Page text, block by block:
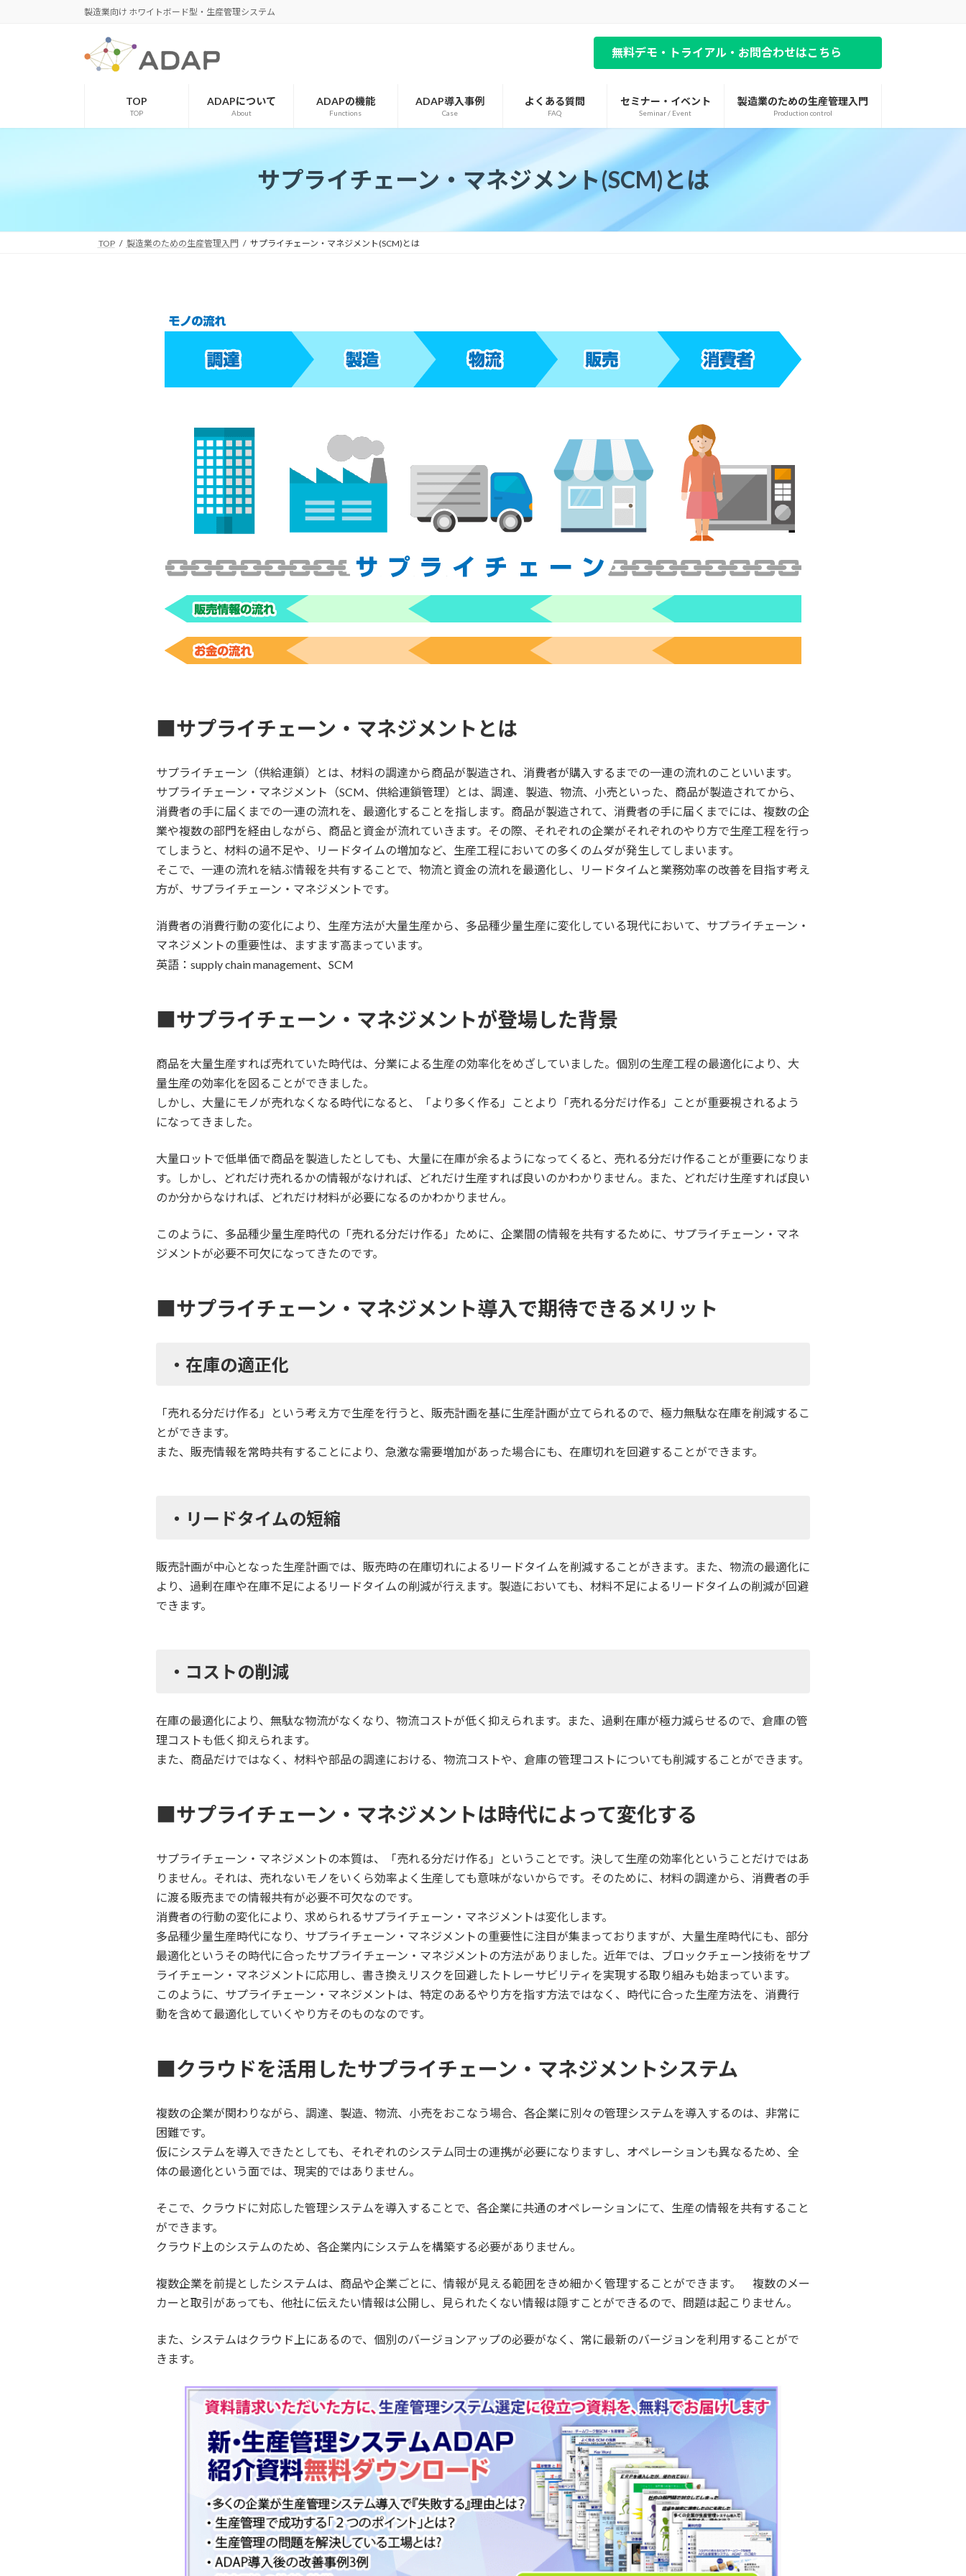
キ
に
製造業向け ホワイトボード型・生産管理システム
無料デモ・トライアル・お問合わせはこちら
TOP
TOP
ADAPについて
About
ADAPの機能
Functions
ADAP導入事例
Case
よくある質問
FAQ
セミナー・イベント
Seminar / Event
製造業のための生産管理入門
Production control
サプライチェーン・マネジメント(SCM)とは
TOP 製造業のための生産管理入門 サプライチェーン・マネジメント(SCM)とは
■サプライチェーン・マネジメントとは
サプライチェーン（供給連鎖）とは、材料の調達から商品が製造され、消費者が購入するまでの一連の流れのこといいます。
サプライチェーン・マネジメント（SCM、供給連鎖管理）とは、調達、製造、物流、小売といった、商品が製造されてから、
消費者の手に届くまでの一連の流れを、最適化することを指します。商品が製造されて、消費者の手に届くまでには、複数の企
業や複数の部門を経由しながら、商品と資金が流れていきます。その際、それぞれの企業がそれぞれのやり方で生産工程を行っ
てしまうと、材料の過不足や、リードタイムの増加など、生産工程においての多くのムダが発生してしまいます。
そこで、一連の流れを結ぶ情報を共有することで、物流と資金の流れを最適化し、リードタイムと業務効率の改善を目指す考え
方が、サプライチェーン・マネジメントです。
消費者の消費行動の変化により、生産方法が大量生産から、多品種少量生産に変化している現代において、サプライチェーン・
マネジメントの重要性は、ますます高まっています。
英語：supply chain management、SCM
■サプライチェーン・マネジメントが登場した背景
商品を大量生産すれば売れていた時代は、分業による生産の効率化をめざしていました。個別の生産工程の最適化により、大
量生産の効率化を図ることができました。
しかし、大量にモノが売れなくなる時代になると、「より多く作る」ことより「売れる分だけ作る」ことが重要視されるよう
になってきました。
大量ロットで低単価で商品を製造したとしても、大量に在庫が余るようになってくると、売れる分だけ作ることが重要になりま
す。しかし、どれだけ売れるかの情報がなければ、どれだけ生産すれば良いのかわかりません。また、どれだけ生産すれば良い
のか分からなければ、どれだけ材料が必要になるのかわかりません。
このように、多品種少量生産時代の「売れる分だけ作る」ために、企業間の情報を共有するために、サプライチェーン・マネ
ジメントが必要不可欠になってきたのです。
■サプライチェーン・マネジメント導入で期待できるメリット
・在庫の適正化
「売れる分だけ作る」という考え方で生産を行うと、販売計画を基に生産計画が立てられるので、極力無駄な在庫を削減するこ
とができます。
また、販売情報を常時共有することにより、急激な需要増加があった場合にも、在庫切れを回避することができます。
・リードタイムの短縮
販売計画が中心となった生産計画では、販売時の在庫切れによるリードタイムを削減することがきます。また、物流の最適化に
より、過剰在庫や在庫不足によるリードタイムの削減が行えます。製造においても、材料不足によるリードタイムの削減が回避
できます。
・コストの削減
在庫の最適化により、無駄な物流がなくなり、物流コストが低く抑えられます。また、過剰在庫が極力減らせるので、倉庫の管
理コストも低く抑えられます。
また、商品だけではなく、材料や部品の調達における、物流コストや、倉庫の管理コストについても削減することができます。
■サプライチェーン・マネジメントは時代によって変化する
サプライチェーン・マネジメントの本質は、「売れる分だけ作る」ということです。決して生産の効率化ということだけではあ
りません。それは、売れないモノをいくら効率よく生産しても意味がないからです。そのために、材料の調達から、消費者の手
に渡る販売までの情報共有が必要不可欠なのです。
消費者の行動の変化により、求められるサプライチェーン・マネジメントは変化します。
多品種少量生産時代になり、サプライチェーン・マネジメントの重要性に注目が集まっておりますが、大量生産時代にも、部分
最適化というその時代に合ったサプライチェーン・マネジメントの方法がありました。近年では、ブロックチェーン技術をサプ
ライチェーン・マネジメントに応用し、書き換えリスクを回避したトレーサビリティを実現する取り組みも始まっています。
このように、サプライチェーン・マネジメントは、特定のあるやり方を指す方法ではなく、時代に合った生産方法を、消費行
動を含めて最適化していくやり方そのものなのです。
■クラウドを活用したサプライチェーン・マネジメントシステム
複数の企業が関わりながら、調達、製造、物流、小売をおこなう場合、各企業に別々の管理システムを導入するのは、非常に
困難です。
仮にシステムを導入できたとしても、それぞれのシステム同士の連携が必要になりますし、オペレーションも異なるため、全
体の最適化という面では、現実的ではありません。
そこで、クラウドに対応した管理システムを導入することで、各企業に共通のオペレーションにて、生産の情報を共有すること
ができます。
クラウド上のシステムのため、各企業内にシステムを構築する必要がありません。
複数企業を前提としたシステムは、商品や企業ごとに、情報が見える範囲をきめ細かく管理することができます。 複数のメー
カーと取引があっても、他社に伝えたい情報は公開し、見られたくない情報は隠すことができるので、問題は起こりません。
また、システムはクラウド上にあるので、個別のバージョンアップの必要がなく、常に最新のバージョンを利用することがで
きます。